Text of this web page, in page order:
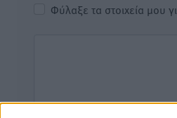
Φύλαξε τα στοιχεία μου